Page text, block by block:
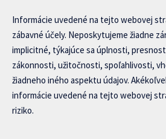
Informácie uvedené na tejto webovej
zábavné účely. Neposkytujeme žiadne
implicitné, týkajúce sa úplnosti,
zákonnosti, užitočnosti, spoľahlivosti,
žiadneho iného aspektu údajov.
informácie uvedené na tejto webovej
riziko.